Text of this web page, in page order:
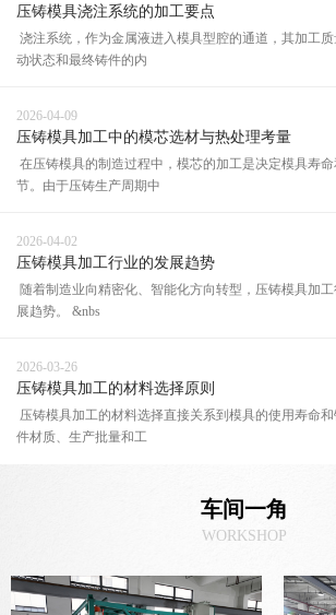
压铸模具浇注系统的加工要点
浇注系统，作为金属液进入模具型腔的通道，其加工
动状态和最终铸件的内
2026-04-09
压铸模具加工中的模芯选材与热处理考量
在压铸模具的制造过程中，模芯的加工是决定模具寿
节。由于压铸生产周期中
2026-04-02
压铸模具加工行业的发展趋势
随着制造业向精密化、智能化方向转型，压铸模具加
展趋势。 &nbs
2026-03-26
压铸模具加工的材料选择原则
压铸模具加工的材料选择直接关系到模具的使用寿命
件材质、生产批量和工
车间一角
WORKSHOP